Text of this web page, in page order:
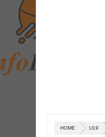
HOME U19